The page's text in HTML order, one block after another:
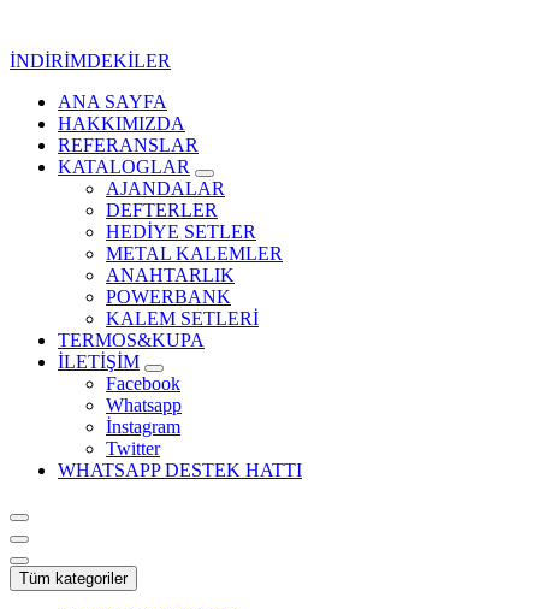
İNDİRİMDEKİLER
Kurumsal Promosyon-Hediyelik
ANA SAYFA
HAKKIMIZDA
REFERANSLAR
KATALOGLAR
AJANDALAR
DEFTERLER
HEDİYE SETLER
METAL KALEMLER
ANAHTARLIK
POWERBANK
KALEM SETLERİ
TERMOS&KUPA
İLETİŞİM
Facebook
Whatsapp
İnstagram
Twitter
WHATSAPP DESTEK HATTI
Tüm kategoriler